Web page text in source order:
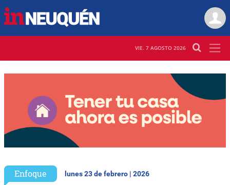
VIE. 7 AGOSTO 2026
Enfoque lunes 23 de febrero | 2026